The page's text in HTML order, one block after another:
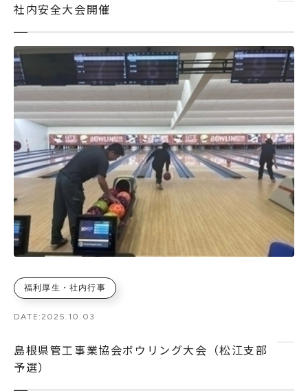
社内安全大会開催
福利厚生・社内行事
DATE: 2025.10.03
島根県管工事業協会ボウリング大会（松江支部
予選）